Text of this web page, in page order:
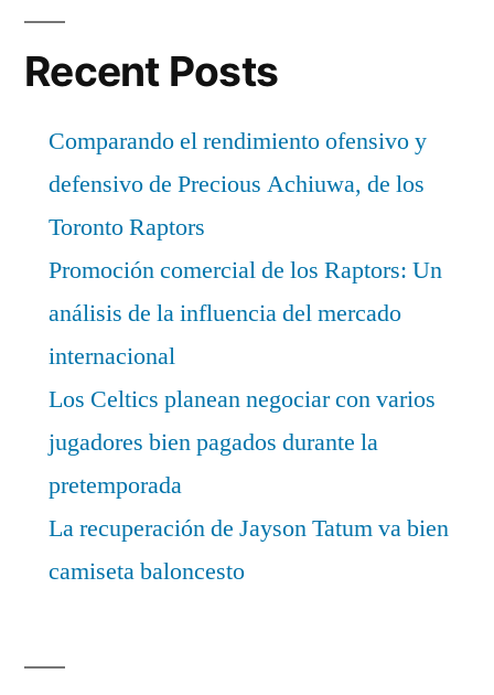
Recent Posts
Comparando el rendimiento ofensivo y
defensivo de Precious Achiuwa, de los
Toronto Raptors
Promoción comercial de los Raptors: Un
análisis de la influencia del mercado
internacional
Los Celtics planean negociar con varios
jugadores bien pagados durante la
pretemporada
La recuperación de Jayson Tatum va bien
camiseta baloncesto